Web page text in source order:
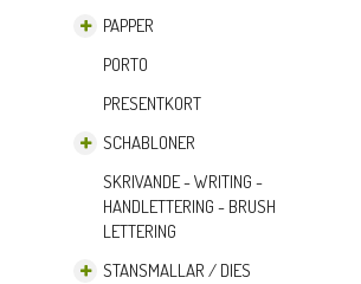
PAPPER
PORTO
PRESENTKORT
SCHABLONER
SKRIVANDE - WRITING -
HANDLETTERING - BRUSH
LETTERING
STANSMALLAR / DIES